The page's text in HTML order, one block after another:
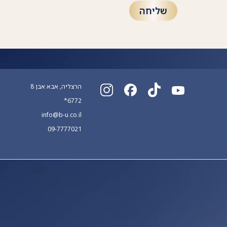
הרצליה, אבא אבן 8
*6772
info@b-u.co.il
09-7777021